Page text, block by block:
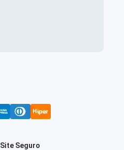
Site Seguro